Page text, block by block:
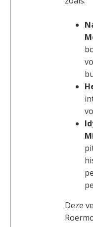
Deze